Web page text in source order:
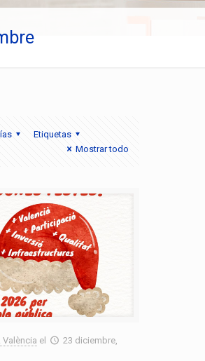
Etiquetas
Mostrar todo
València el
23 diciembre,